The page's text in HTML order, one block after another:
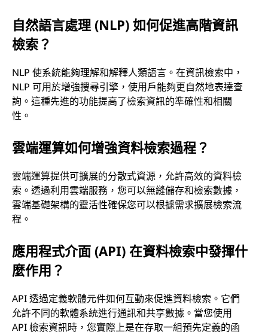
自然語言處理 (NLP) 如何促進高階資訊
檢索？
NLP 使系統能夠理解和解釋人類語言。在資訊檢索中，
NLP 可用於增強搜尋引擎，使用戶能夠更自然地表達查
詢。這種先進的功能提高了檢索資訊的準確性和相關
性。
雲端運算如何增強資料檢索過程？
雲端運算提供可擴展的分散式資源，允許高效的資料檢
索。透過利用雲端服務，您可以無縫儲存和檢索數據，
雲端基礎架構的靈活性確保您可以根據需求擴展檢索流
程。
應用程式介面 (API) 在資料檢索中發揮什
麼作用？
API 透過定義軟體元件如何互動來促進資料檢索。它們
允許不同的軟體系統進行通訊和共享數據。當您使用
API 檢索資訊時，您實際上是在存取一組預先定義的函